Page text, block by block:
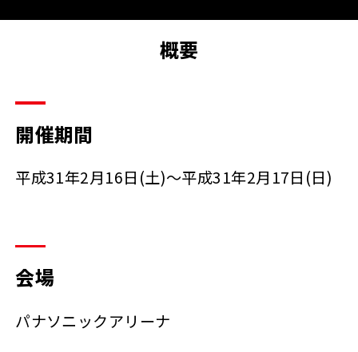
概要
開催期間
平成31年2月16日(土)～平成31年2月17日(日)
会場
パナソニックアリーナ